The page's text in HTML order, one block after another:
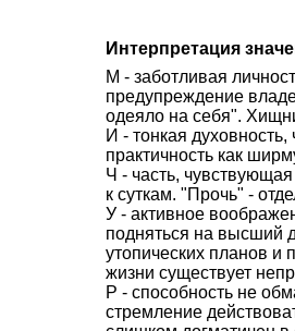
Интерпретация
М - заботливая
предупреждение
одеяло на себя".
И - тонкая
практичность как
Ч - часть,
к суткам. "Прочь" -
У - активное
подняться на высший
утопических планов и
жизни существует
Р - способность не
стремление